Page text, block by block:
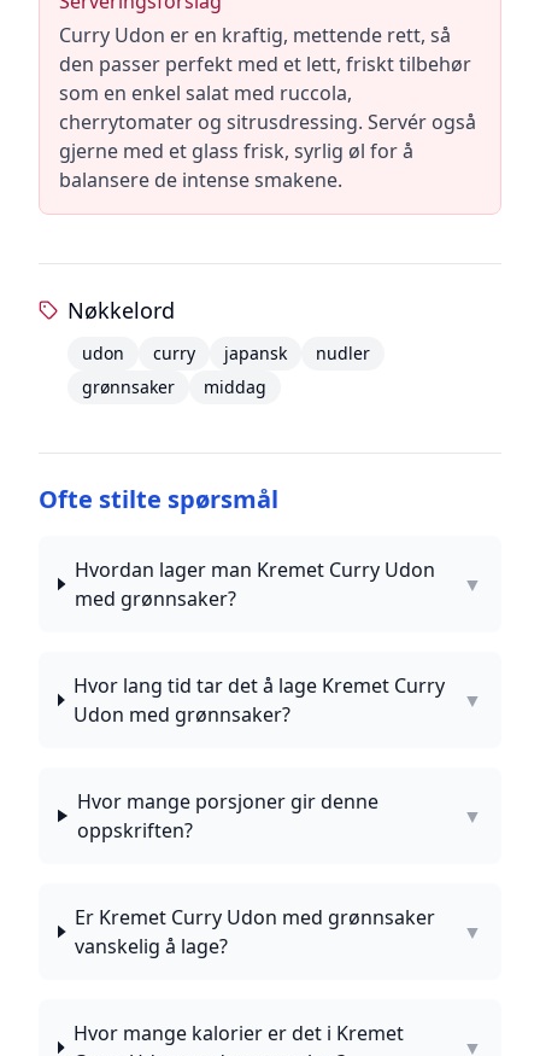
Curry Udon er en kraftig, mettende rett, så
den passer perfekt med et lett, friskt tilbehør
som en enkel salat med ruccola,
cherrytomater og sitrusdressing. Servér også
gjerne med et glass frisk, syrlig øl for å
balansere de intense smakene.
Nøkkelord
udon curry japansk
nudler
grønnsaker
middag
Ofte stilte spørsmål
Hvordan lager man Kremet Curry Udon
med grønnsaker?
▼
Hvor lang tid tar det å lage Kremet Curry
Udon med grønnsaker?
▼
Hvor mange porsjoner gir denne
oppskriften?
▼
Er Kremet Curry Udon med grønnsaker
vanskelig å lage?
▼
Hvor mange kalorier er det i Kremet
▼